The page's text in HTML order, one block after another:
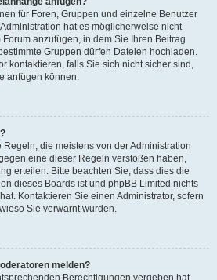
für Foren, Gruppen und einzelne Benutzer
hat es möglicherweise nicht
anzufügen, in dem Sie Ihren Beitrag
Gruppen dürfen Dateien hochladen.
kontaktieren, falls Sie sich nicht sicher sind,
anfügen können.
Regeln, die meistens von der Administration
eine dieser Regeln verstoßen haben,
erteilen. Bitte beachten Sie, dass dies die
dieses Boards ist und phpBB Limited nichts
Kontaktieren Sie einen Administrator, sofern
Sie verwarnt wurden.
melden?
Berechtigungen vergeben hat,